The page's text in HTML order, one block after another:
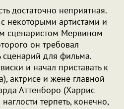
достаточно неприятная.
некоторыми артистами и
сценаристом Мервином
он требовал
сценарий для фильма.
и начал приставать к
актрисе и жене главной
Аттенборо (Харрис
терпеть, конечно,